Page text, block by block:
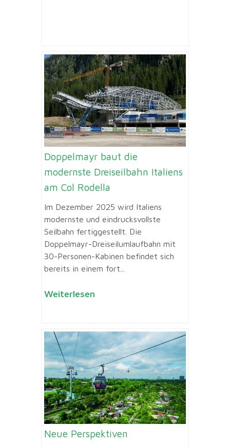
Doppelmayr baut die
modernste Dreiseilbahn Italiens
am Col Rodella
Im Dezember 2025 wird Italiens
modernste und eindrucksvollste
Seilbahn fertiggestellt. Die
Doppelmayr-Dreiseilumlaufbahn mit
30-Personen-Kabinen befindet sich
bereits in einem fort...
Weiterlesen
Neue Perspektiven